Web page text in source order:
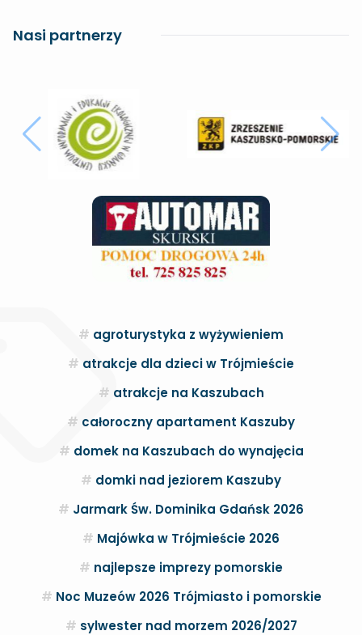
Nasi partnerzy
agroturystyka z wyżywieniem
atrakcje dla dzieci w Trójmieście
atrakcje na Kaszubach
całoroczny apartament Kaszuby
domek na Kaszubach do wynajęcia
domki nad jeziorem Kaszuby
Jarmark Św. Dominika Gdańsk 2026
Majówka w Trójmieście 2026
najlepsze imprezy pomorskie
Noc Muzeów 2026 Trójmiasto i pomorskie
sylwester nad morzem 2026/2027